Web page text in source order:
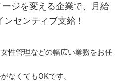
ージを変える企業で、月給
センティブ支給！
性管理などの幅広い業務をお任
なくてもOKです。